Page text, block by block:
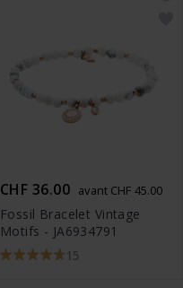
CHF 36.00 avant CHF 45.00
Fossil Bracelet Vintage
Motifs - JA6934791
15